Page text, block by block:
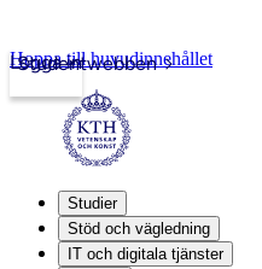
Studentwebben
Logga in
Hoppa till huvudinnehållet
Studier
Stöd och vägledning
IT och digitala tjänster